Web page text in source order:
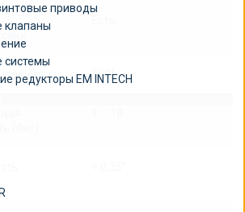
приводы
клапаны
системы
редукторы EM INTECH
360°